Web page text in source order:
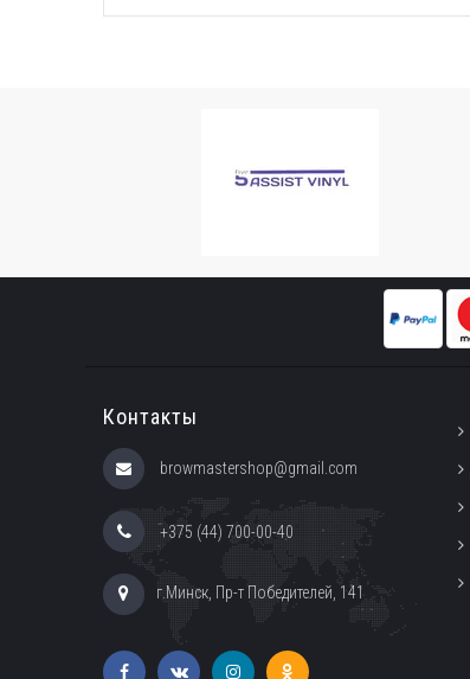
Контакты
browmastershop@gmail.com
+375 (44) 700-00-40
г.Минск, Пр-т Победителей, 141